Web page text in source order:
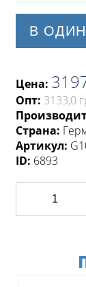
В
Цена:
Опт: 3133,0
Страна:
Артикул:
ID: 6893